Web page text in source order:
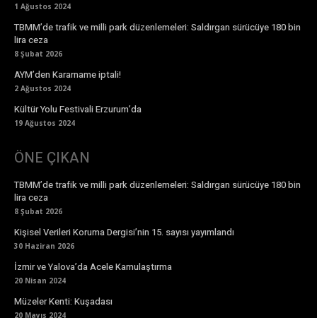
1 Ağustos 2024
TBMM’de trafik ve milli park düzenlemeleri: Saldırgan sürücüye 180 bin
lira ceza
8 Şubat 2026
AYM’den Kararname iptali!
2 Ağustos 2024
Kültür Yolu Festivali Erzurum’da
19 Ağustos 2024
ÖNE ÇIKAN
TBMM’de trafik ve milli park düzenlemeleri: Saldırgan sürücüye 180 bin
lira ceza
8 Şubat 2026
Kişisel Verileri Koruma Dergisi’nin 15. sayısı yayımlandı
30 Haziran 2026
İzmir ve Yalova’da Acele Kamulaştırma
20 Nisan 2024
Müzeler Kenti: Kuşadası
20 Mayıs 2024